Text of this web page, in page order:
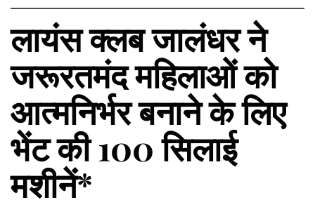
लायंस क्लब जालंधर ने
जरूरतमंद महिलाओं को
आत्मनिर्भर बनाने के लिए
भेंट की 100 सिलाई
मशीनें*